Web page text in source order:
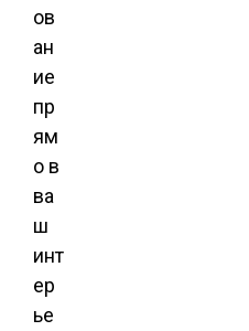
ов
ан
ие
пр
ям
о в
ва
ш
инт
ер
ье